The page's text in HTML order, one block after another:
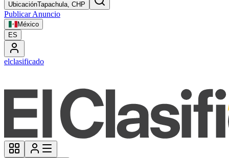
UbicaciónTapachula, CHP
Publicar Anuncio
México
ES
elclasificado